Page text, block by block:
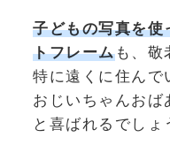
子どもの写真を使
トフレームも、敬
特に遠くに住んで
おじいちゃんおば
と喜ばれるでしょ